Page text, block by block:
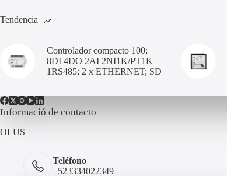
Tendencia
Controlador compacto 100;
8DI 4DO 2AI 2NI1K/PT1K
1RS485; 2 x ETHERNET; SD
Informació de contacto
OLUS
Teléfono
+523334022349